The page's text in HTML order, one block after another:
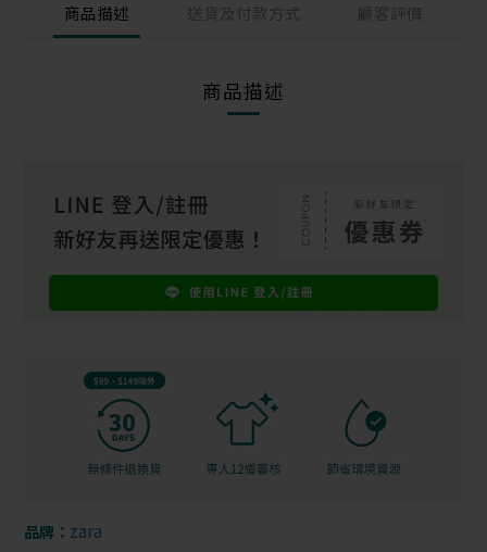
商品描述 送貨及付款方式 顧客評價
商品描述
品牌： zara